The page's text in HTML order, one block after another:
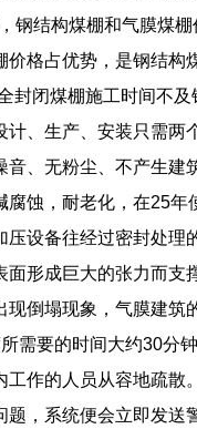
钢结构煤棚和气膜煤
价格占优势，是钢结构
封闭煤棚施工时间不及
计、生产、安装只需两
音、无粉尘、不产生建
腐蚀，耐老化，在25年
压设备往经过密封处理
面形成巨大的张力而支
现倒塌现象，气膜建筑
需要的时间大约30分
工作的人员从容地疏散
题，系统便会立即发送